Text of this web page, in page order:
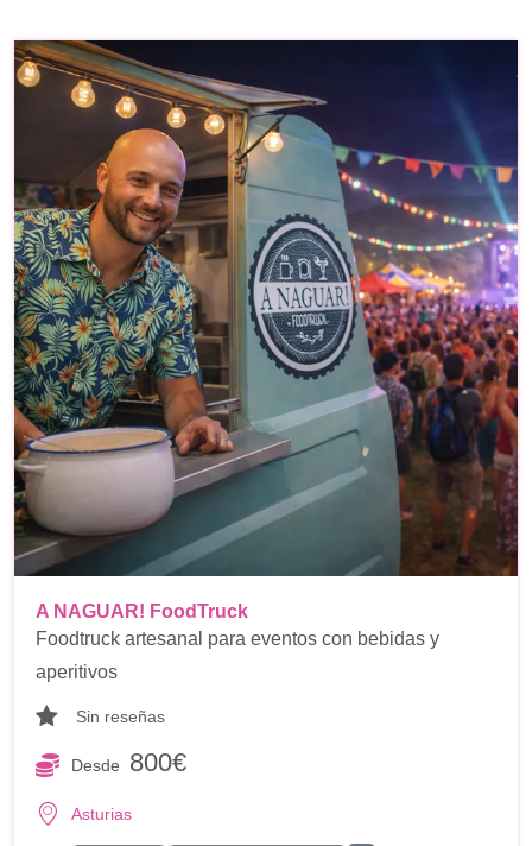
A NAGUAR! FoodTruck
Foodtruck artesanal para eventos con bebidas y
aperitivos
Sin reseñas
Desde 800€
Asturias